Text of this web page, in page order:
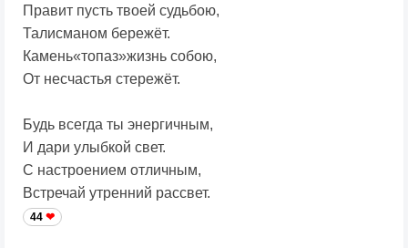
Правит пусть твоей судьбою,
Талисманом бережёт.
Камень«топаз»жизнь собою,
От несчастья стережёт.
Будь всегда ты энергичным,
И дари улыбкой свет.
С настроением отличным,
Встречай утренний рассвет.
44